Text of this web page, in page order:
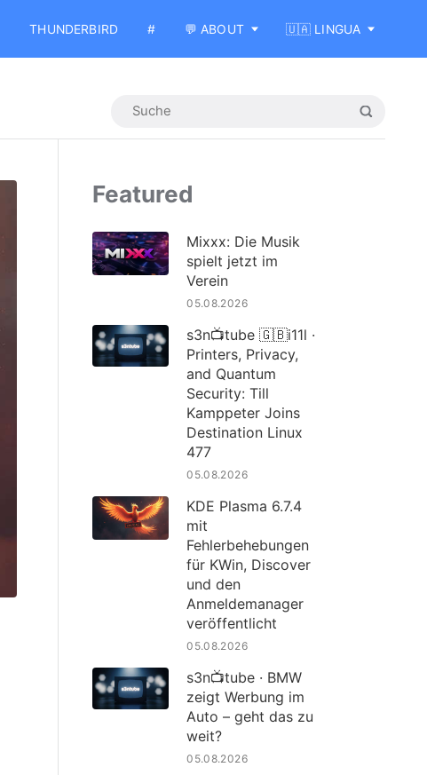
THUNDERBIRD # 💬 ABOUT 🇺🇦 LINGUA
Featured
Mixxx: Die Musik
spielt jetzt im
Verein
05.08.2026
s3n📺tube 🇬🇧i11l ·
Printers, Privacy,
and Quantum
Security: Till
Kamppeter Joins
Destination Linux
477
05.08.2026
KDE Plasma 6.7.4
mit
Fehlerbehebungen
für KWin, Discover
und den
Anmeldemanager
veröffentlicht
05.08.2026
s3n📺tube · BMW
zeigt Werbung im
Auto – geht das zu
weit?
05.08.2026